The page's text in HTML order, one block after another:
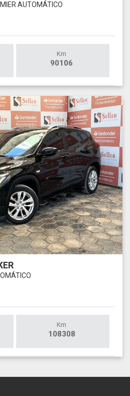
AUTOMÁTICO
Km
90106
Km
108308